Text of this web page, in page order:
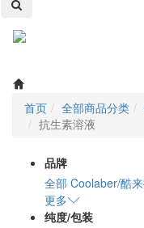
首页 全部商品分类
抗生素溶液
品牌
全部 Coolaber/酷
更多
纯度/包装